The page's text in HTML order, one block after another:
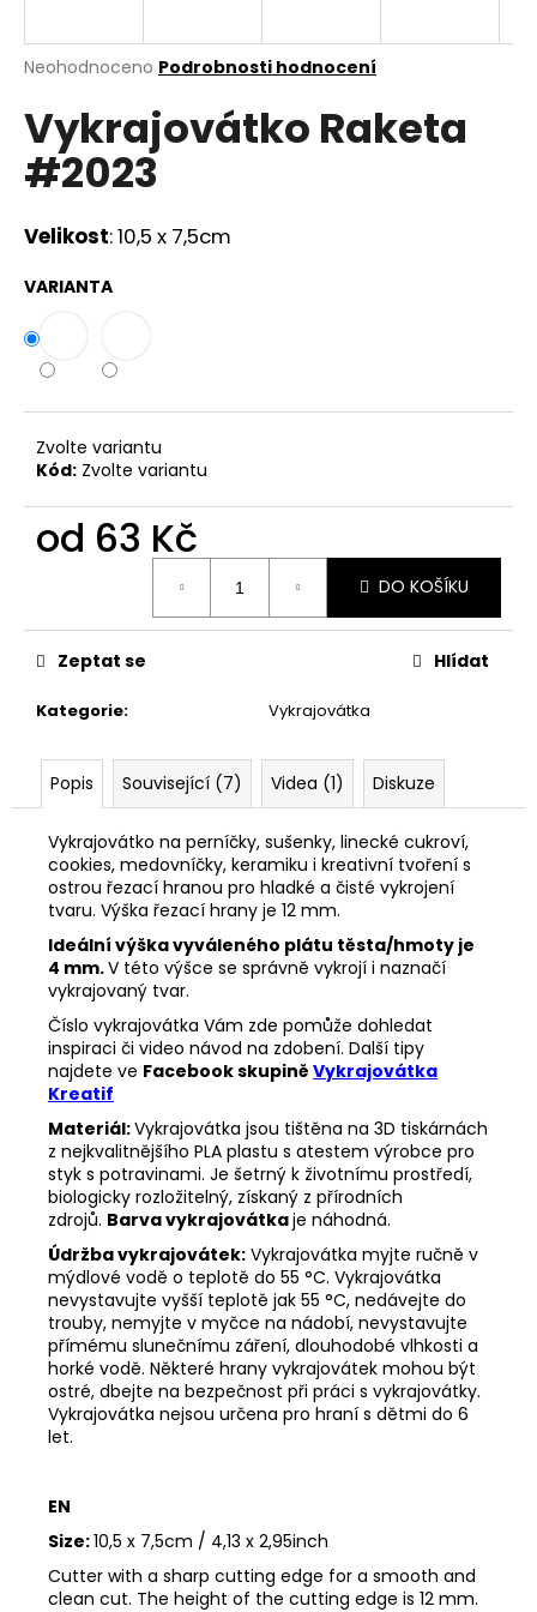
Průměrné
produktu
je
0,0
z
hvězdiček.
Neohodnoceno Podrobnosti hodnocení
Vykrajovátko Raketa
#2023
Velikost: 10,5 x 7,5cm
VARIANTA
Zvolte variantu
Kód: Zvolte variantu
od 63 Kč
DO KOŠÍKU
Kategorie: Vykrajovátka
Zeptat se Hlídat
Popis Související (7) Videa (1) Diskuze
Vykrajovátko na perníčky, sušenky, linecké cukroví,
cookies, medovníčky, keramiku i kreativní tvoření s
ostrou řezací hranou pro hladké a čisté vykrojení
tvaru. Výška řezací hrany je 12 mm.
Ideální výška vyváleného plátu těsta/hmoty je
4 mm.V této výšce se správně vykrojí i naznačí
vykrajovaný tvar.
Číslo vykrajovátka Vám zde pomůže dohledat
inspiraci či video návod na zdobení. Další tipy
najdete ve Facebook skupině Vykrajovátka
Kreatif
Materiál:Vykrajovátka jsou tištěna na 3D tiskárnách
z nejkvalitnějšího PLA plastu s atestem výrobce pro
styk s potravinami. Je šetrný k životnímu prostředí,
biologicky rozložitelný, získaný z přírodních
zdrojů. Barva vykrajovátkaje náhodná.
Údržba vykrajovátek: Vykrajovátka myjte ručně v
mýdlové vodě o teplotě do 55 °C. Vykrajovátka
nevystavujte vyšší teplotě jak 55 °C, nedávejte do
trouby, nemyjte v myčce na nádobí, nevystavujte
přímému slunečnímu záření, dlouhodobé vlhkosti a
horké vodě. Některé hrany vykrajovátek mohou být
ostré, dbejte na bezpečnost při práci s vykrajovátky.
Vykrajovátka nejsou určena pro hraní s dětmi do 6
let.
EN
Size:10,5 x 7,5cm / 4,13 x 2,95inch
Cutter with a sharp cutting edge for a smooth and
clean cut. The height of the cutting edge is 12 mm.
j
t
?
D
o
p
o
u
č
m
e
ZAJÍČCI
#1515
49
Kč